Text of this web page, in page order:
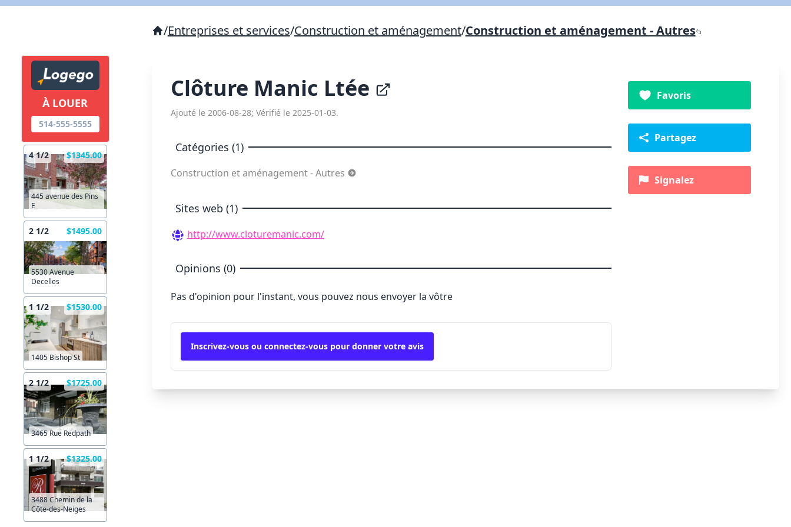
À LOUER
514-555-5555
4 1/2 $1345.00
445 avenue des Pins
E
2 1/2 $1495.00
5530 Avenue
Decelles
1 1/2 $1530.00
1405 Bishop St
2 1/2 $1725.00
3465 Rue Redpath
1 1/2 $1325.00
3488 Chemin de la
Côte-des-Neiges
/Entreprises et services/Construction et aménagement/Construction et aménagement - Autres
Clôture Manic Ltée
Ajouté le 2006-08-28; Vérifié le 2025-01-03.
Catégories (1)
Construction et aménagement - Autres
Sites web (1)
http://www.cloturemanic.com/
Opinions (0)
Pas d'opinion pour l'instant, vous pouvez nous envoyer la vôtre
Inscrivez-vous ou connectez-vous pour donner votre avis
Favoris
Partagez
Signalez
X Fermer Envoyez
Copier lien